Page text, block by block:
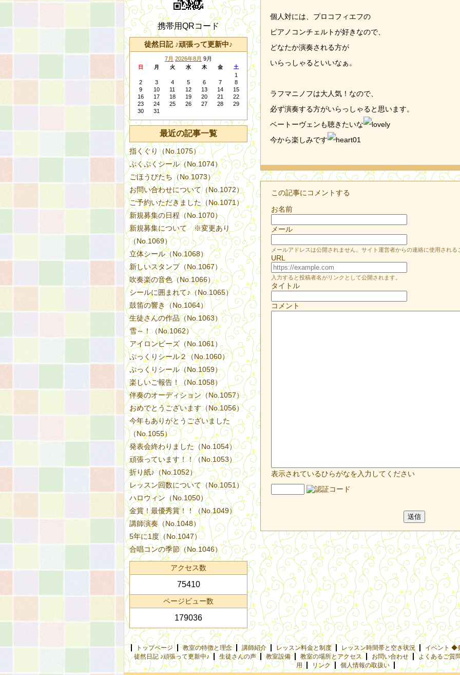
個人対には、プロコフィエフの
ピアノコンチェルトが好きなので、
どなたか演奏される方が
いらっしゃるといいなぁ。
ラフマニノフは大人気！なので、
必ず演奏する方がいらっしゃると思います。
ベートーヴェンも聴きたいな
今から楽しみです
この記事にコメントする
お名前
メール
メールアドレスは公開されません。サイト運営者からの連絡に使用される
URL
入力すると投稿者名がリンクとして公開されます。
タイトル
コメント
表示されているひらがなを入力してください
携帯用QRコード
徒然日記 ♪頑張って更新中♪
7月 2026年8月 9月
日 月 火 水 木 金 土
1
2
3 4 5 6 7
8
9
10 11 12 13 14
15
16
17 18 19 20 21
22
23
24 25 26 27 28
29
30
31
最近の記事一覧
指くぐり（No.1075）
ぷくぷくシール（No.1074）
ごほうびたち（No.1073）
お問い合わせについて（No.1072）
ご予約いただきました（No.1071）
新規募集の日程（No.1070）
新規募集について ※変更あり
（No.1069）
立体シール（No.1068）
新しいスタンプ（No.1067）
吹奏楽の音色（No.1066）
シールに囲まれて♪（No.1065）
鼓笛の響き（No.1064）
生徒さんの作品（No.1063）
雪～！（No.1062）
アイロンビーズ（No.1061）
ぷっくりシール２（No.1060）
ぷっくりシール（No.1059）
楽しいご報告！（No.1058）
伴奏のオーディション（No.1057）
おめでとうございます（No.1056）
今年もありがとうございました
（No.1055）
発表会終わりました（No.1054）
頑張っています！！（No.1053）
折り紙♪（No.1052）
レッスン回数について（No.1051）
ハロウィン（No.1050）
金賞！最優秀賞！！（No.1049）
講師演奏（No.1048）
5年に1度（No.1047）
合唱コンの季節（No.1046）
アクセス数
75410
ページビュー数
179036
トップページ 教室の特徴と理念 講師紹介 レッスン料金と制度 レッスン時間帯と空き状況
イベント ◆
徒然日記 ♪頑張って更新中♪
生徒さんの声 教室設備 教室の場所とアクセス お問い合わせ
よくあるご質
用
リンク 個人情報の取扱い